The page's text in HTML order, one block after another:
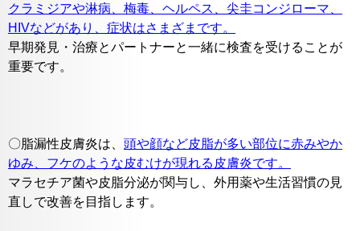
クラミジアや淋病、梅毒、ヘルペス、尖圭コンジローマ、
HIVなどがあり、症状はさまざまです。
早期発見・治療とパートナーと一緒に検査を受けることが
重要です。
〇脂漏性皮膚炎は、 頭や顔など皮脂が多い部位に赤みやか
ゆみ、フケのような皮むけが現れる皮膚炎です。
マラセチア菌や皮脂分泌が関与し、外用薬や生活習慣の見
直しで改善を目指します。